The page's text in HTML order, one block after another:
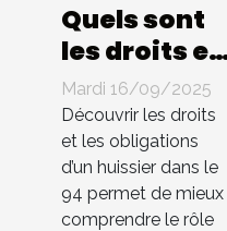
Quels sont
les droits et
les
obligations
d'un
huissier
dans le 94 ?
Mardi 16/09/2025
Découvrir les droits
et les obligations
d’un huissier dans le
94 permet de mieux
comprendre le rôle